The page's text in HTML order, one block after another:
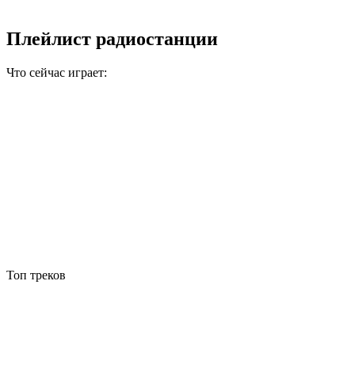
Плейлист радиостанции
Что сейчас играет:
Топ треков